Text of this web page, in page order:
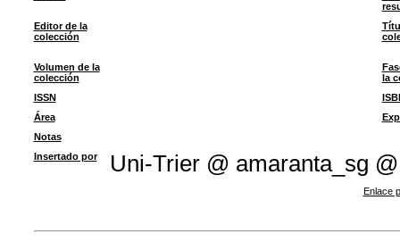
Editor de la
colección
Volumen de la
colección
la
ISSN
Área
Notas
Insertado por
Uni-Trier @ amaranta_sg
Enlace